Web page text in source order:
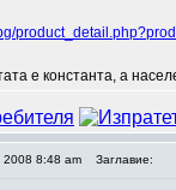
е константа, а
2008 8:48 am Заглавие: